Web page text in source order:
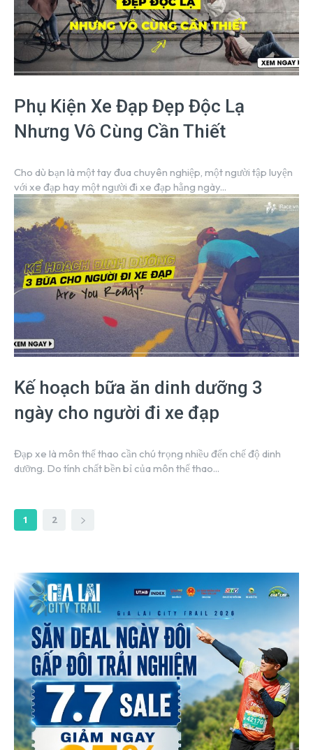
Phụ Kiện Xe Đạp Đẹp Độc Lạ
Nhưng Vô Cùng Cần Thiết
Cho dù bạn là một tay đua chuyên nghiệp, một người tập luyện
với xe đạp hay một người đi xe đạp hằng ngày...
Kế hoạch bữa ăn dinh dưỡng 3
ngày cho người đi xe đạp
Đạp xe là môn thể thao cần chú trọng nhiều đến chế độ dinh
dưỡng. Do tính chất bền bỉ của môn thể thao...
1 2